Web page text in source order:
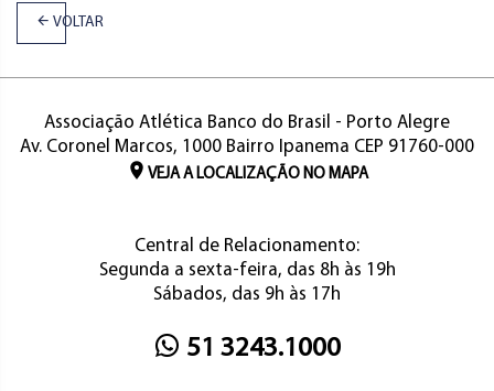
VOLTAR
Associação Atlética Banco do Brasil - Porto Alegre
Av. Coronel Marcos, 1000 Bairro Ipanema CEP 91760-000
VEJA A LOCALIZAÇÃO NO MAPA
Central de Relacionamento:
Segunda a sexta-feira, das 8h às 19h
Sábados, das 9h às 17h
51 3243.1000